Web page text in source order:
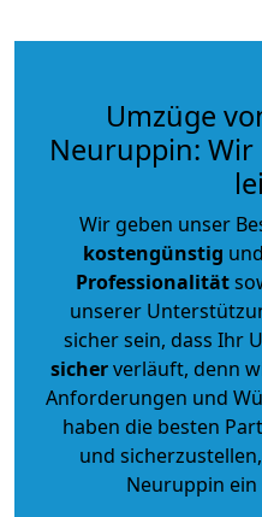
Umzüge
Neuruppin:
Wir geben unser
kostengünstig
Professionalität
unserer
sicher sein, dass Ihr
sicherverläuft, denn
Anforderungen und
haben die besten
und
Neuruppin